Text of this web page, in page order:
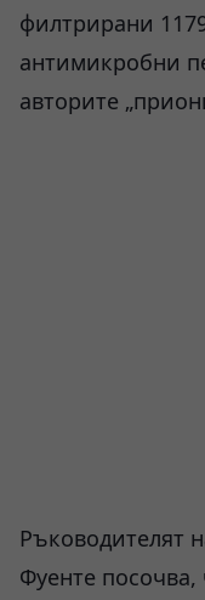
филтрирани
антимикробни
авторите
Ръководителят
Фуенте посочва,